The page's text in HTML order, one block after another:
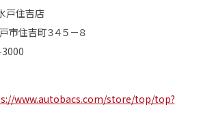
戸住吉店
市住吉町３４５－８
3000
www.autobacs.com/store/top/top?